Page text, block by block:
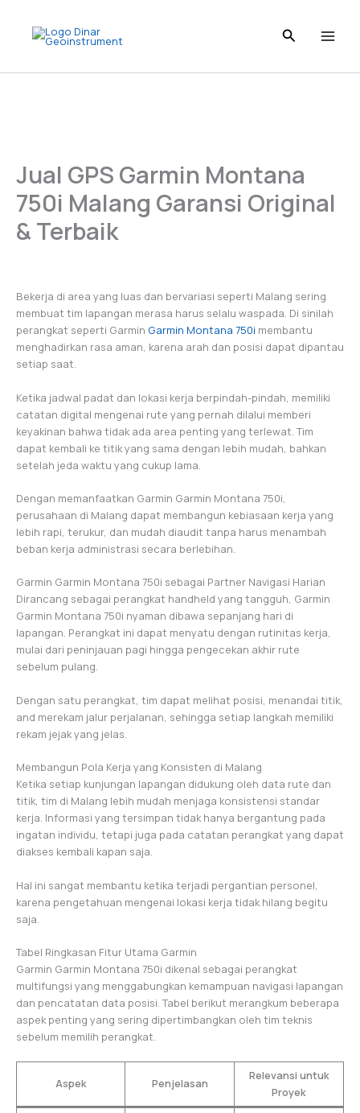
content
Jual GPS Garmin Montana
750i Malang Garansi Original
& Terbaik
Bekerja di area yang luas dan bervariasi seperti Malang sering
membuat tim lapangan merasa harus selalu waspada. Di sinilah
perangkat seperti Garmin Garmin Montana 750i membantu
menghadirkan rasa aman, karena arah dan posisi dapat dipantau
setiap saat.
Ketika jadwal padat dan lokasi kerja berpindah-pindah, memiliki
catatan digital mengenai rute yang pernah dilalui memberi
keyakinan bahwa tidak ada area penting yang terlewat. Tim
dapat kembali ke titik yang sama dengan lebih mudah, bahkan
setelah jeda waktu yang cukup lama.
Dengan memanfaatkan Garmin Garmin Montana 750i,
perusahaan di Malang dapat membangun kebiasaan kerja yang
lebih rapi, terukur, dan mudah diaudit tanpa harus menambah
beban kerja administrasi secara berlebihan.
Garmin Garmin Montana 750i sebagai Partner Navigasi Harian
Dirancang sebagai perangkat handheld yang tangguh, Garmin
Garmin Montana 750i nyaman dibawa sepanjang hari di
lapangan. Perangkat ini dapat menyatu dengan rutinitas kerja,
mulai dari peninjauan pagi hingga pengecekan akhir rute
sebelum pulang.
Dengan satu perangkat, tim dapat melihat posisi, menandai titik,
and merekam jalur perjalanan, sehingga setiap langkah memiliki
rekam jejak yang jelas.
Membangun Pola Kerja yang Konsisten di Malang
Ketika setiap kunjungan lapangan didukung oleh data rute dan
titik, tim di Malang lebih mudah menjaga konsistensi standar
kerja. Informasi yang tersimpan tidak hanya bergantung pada
ingatan individu, tetapi juga pada catatan perangkat yang dapat
diakses kembali kapan saja.
Hal ini sangat membantu ketika terjadi pergantian personel,
karena pengetahuan mengenai lokasi kerja tidak hilang begitu
saja.
Tabel Ringkasan Fitur Utama Garmin
Garmin Garmin Montana 750i dikenal sebagai perangkat
multifungsi yang menggabungkan kemampuan navigasi lapangan
dan pencatatan data posisi. Tabel berikut merangkum beberapa
aspek penting yang sering dipertimbangkan oleh tim teknis
sebelum memilih perangkat.
Aspek Penjelasan
Relevansi untuk
Proyek